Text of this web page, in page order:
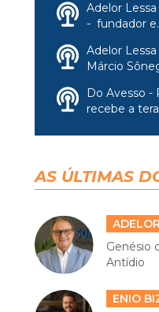
Adelor
- fundador
Adelor
Márcio
Do Avesso -
recebe a
AS ÚLTIMAS
Genésio
Antídio
ENIO